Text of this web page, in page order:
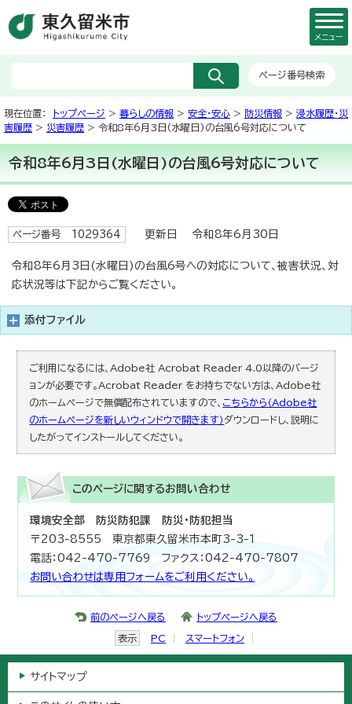
ページ番号検索
メニュー
現在位置： トップページ > 暮らしの情報 > 安全・安心 > 防災情報 > 浸水履歴・災
害履歴 > 災害履歴 > 令和8年6月3日(水曜日)の台風6号対応について
令和8年6月3日(水曜日)の台風6号対応について
ページ番号 1029364 更新日 令和8年6月30日
令和8年6月3日(水曜日)の台風6号への対応について、被害状況、対
応状況等は下記からご覧ください。
添付ファイル
ご利用になるには、Adobe社 Acrobat Reader 4.0以降のバージ
ョンが必要です。Acrobat Reader をお持ちでない方は、Adobe社
のホームページで無償配布されていますので、 こちらから（Adobe社
のホームページを新しいウィンドウで開きます）ダウンロードし、説明に
したがってインストールしてください。
このページに関するお問い合わせ
環境安全部 防災防犯課 防災・防犯担当
〒203-8555 東京都東久留米市本町3-3-1
電話：042-470-7769 ファクス：042-470-7807
お問い合わせは専用フォームをご利用ください。
前のページへ戻る トップページへ戻る
表示 PC スマートフォン
サイトマップ